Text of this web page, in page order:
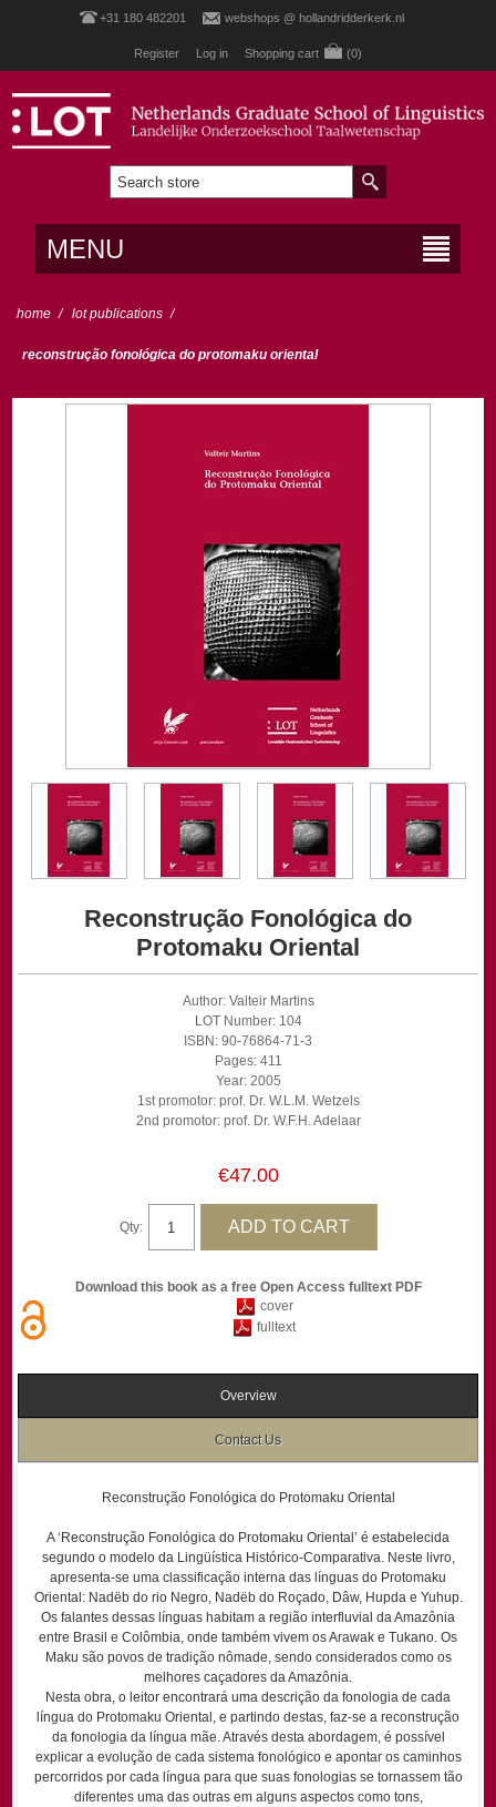
+31 180 482201 webshops @ hollandridderkerk.nl
Register Log in Shopping cart (0)
MENU
home / lot publications /
reconstrução fonológica do protomaku oriental
Reconstrução Fonológica do
Protomaku Oriental
Author: Valteir Martins
LOT Number: 104
ISBN: 90-76864-71-3
Pages: 411
Year: 2005
1st promotor: prof. Dr. W.L.M. Wetzels
2nd promotor: prof. Dr. W.F.H. Adelaar
€47.00
Qty:
Download this book as a free Open Access fulltext PDF
cover
fulltext
Overview
Contact Us
Reconstrução Fonológica do Protomaku Oriental
A ‘Reconstrução Fonológica do Protomaku Oriental’ é estabelecida
segundo o modelo da Lingüística Histórico-Comparativa. Neste livro,
apresenta-se uma classificação interna das línguas do Protomaku
Oriental: Nadëb do rio Negro, Nadëb do Roçado, Dâw, Hupda e Yuhup.
Os falantes dessas línguas habitam a região interfluvial da Amazônia
entre Brasil e Colômbia, onde também vivem os Arawak e Tukano. Os
Maku são povos de tradição nômade, sendo considerados como os
melhores caçadores da Amazônia.
Nesta obra, o leitor encontrará uma descrição da fonologia de cada
língua do Protomaku Oriental, e partindo destas, faz-se a reconstrução
da fonologia da língua mãe. Através desta abordagem, é possível
explicar a evolução de cada sistema fonológico e apontar os caminhos
percorridos por cada língua para que suas fonologias se tornassem tão
diferentes uma das outras em alguns aspectos como tons,